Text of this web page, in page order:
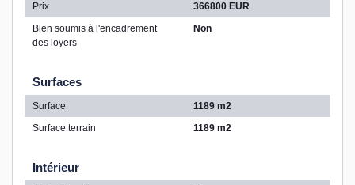
Prix
366800 EUR
Bien soumis à l'encadrement
des loyers
Non
Surfaces
Surface
1189 m2
Surface terrain
1189 m2
Intérieur